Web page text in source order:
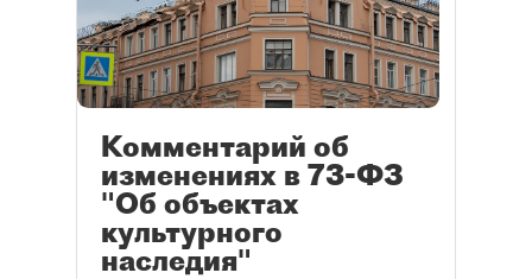
Комментарий об
изменениях в 73-ФЗ
"Об объектах
культурного
наследия"